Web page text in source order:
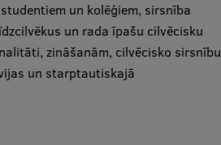
un kolēģiem, sirsnība
un rada īpašu cilvēcisku
zināšanām, cilvēcisko sirsnību
un starptautiskajā